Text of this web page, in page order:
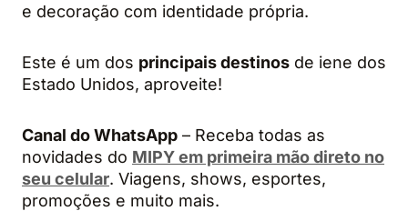
e decoração com identidade própria.
Este é um dos principais destinos de iene dos
Estado Unidos, aproveite!
Canal do WhatsApp – Receba todas as
novidades do MIPY em primeira mão direto no
seu celular. Viagens, shows, esportes,
promoções e muito mais.